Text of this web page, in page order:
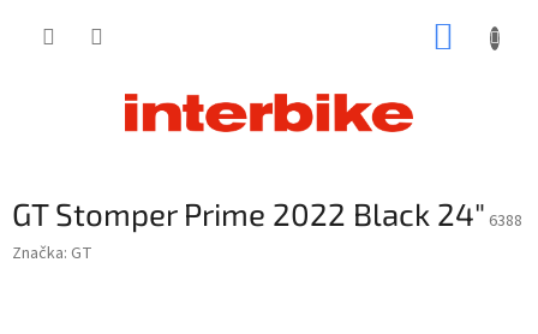
GT Stomper Prime 2022 Black 24" 6388
Značka: GT